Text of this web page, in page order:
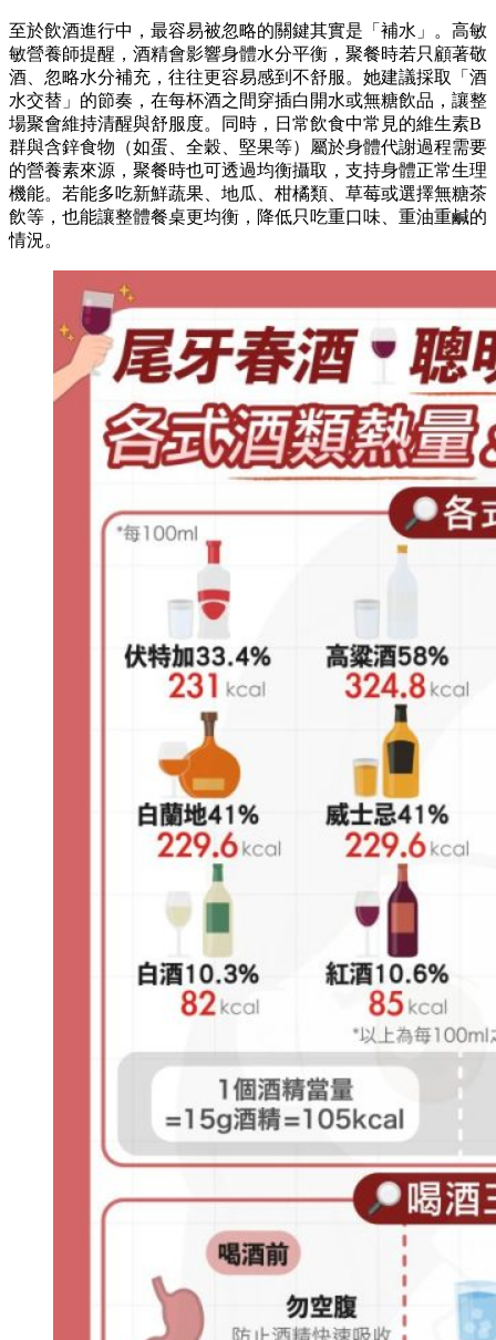
至於飲酒進行中，最容易被忽略的關鍵其實是「補水」。高敏
敏營養師提醒，酒精會影響身體水分平衡，聚餐時若只顧著敬
酒、忽略水分補充，往往更容易感到不舒服。她建議採取「酒
水交替」的節奏，在每杯酒之間穿插白開水或無糖飲品，讓整
場聚會維持清醒與舒服度。同時，日常飲食中常見的維生素B
群與含鋅食物（如蛋、全穀、堅果等）屬於身體代謝過程需要
的營養素來源，聚餐時也可透過均衡攝取，支持身體正常生理
機能。若能多吃新鮮蔬果、地瓜、柑橘類、草莓或選擇無糖茶
飲等，也能讓整體餐桌更均衡，降低只吃重口味、重油重鹹的
情況。